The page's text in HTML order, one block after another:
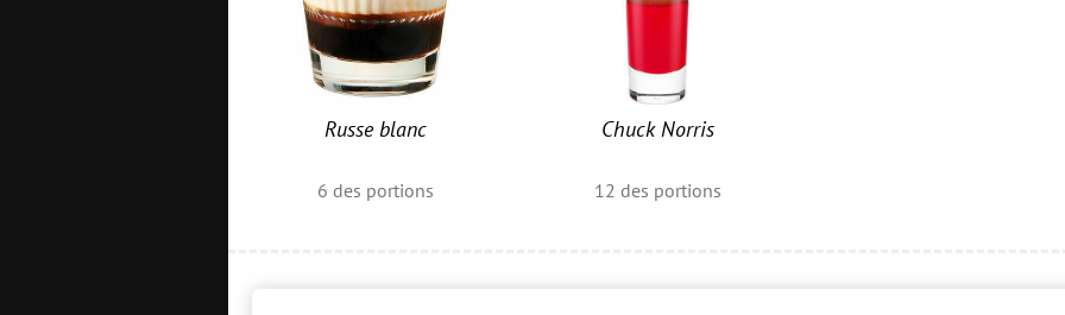
Russe blanc
6 des portions
Chuck Norris
12 des portions